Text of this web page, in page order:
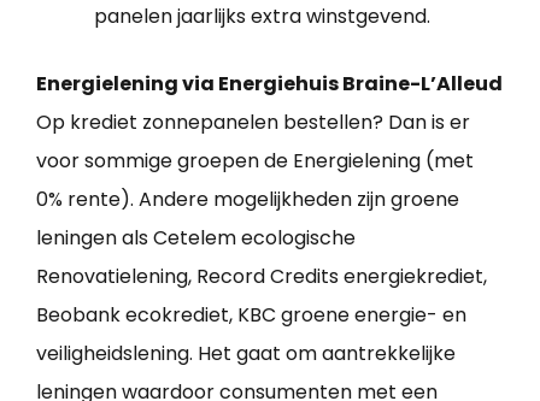
panelen jaarlijks extra winstgevend.
Energielening via Energiehuis Braine-L’Alleud
Op krediet zonnepanelen bestellen? Dan is er
voor sommige groepen de Energielening (met
0% rente). Andere mogelijkheden zijn groene
leningen als Cetelem ecologische
Renovatielening, Record Credits energiekrediet,
Beobank ecokrediet, KBC groene energie- en
veiligheidslening. Het gaat om aantrekkelijke
leningen waardoor consumenten met een